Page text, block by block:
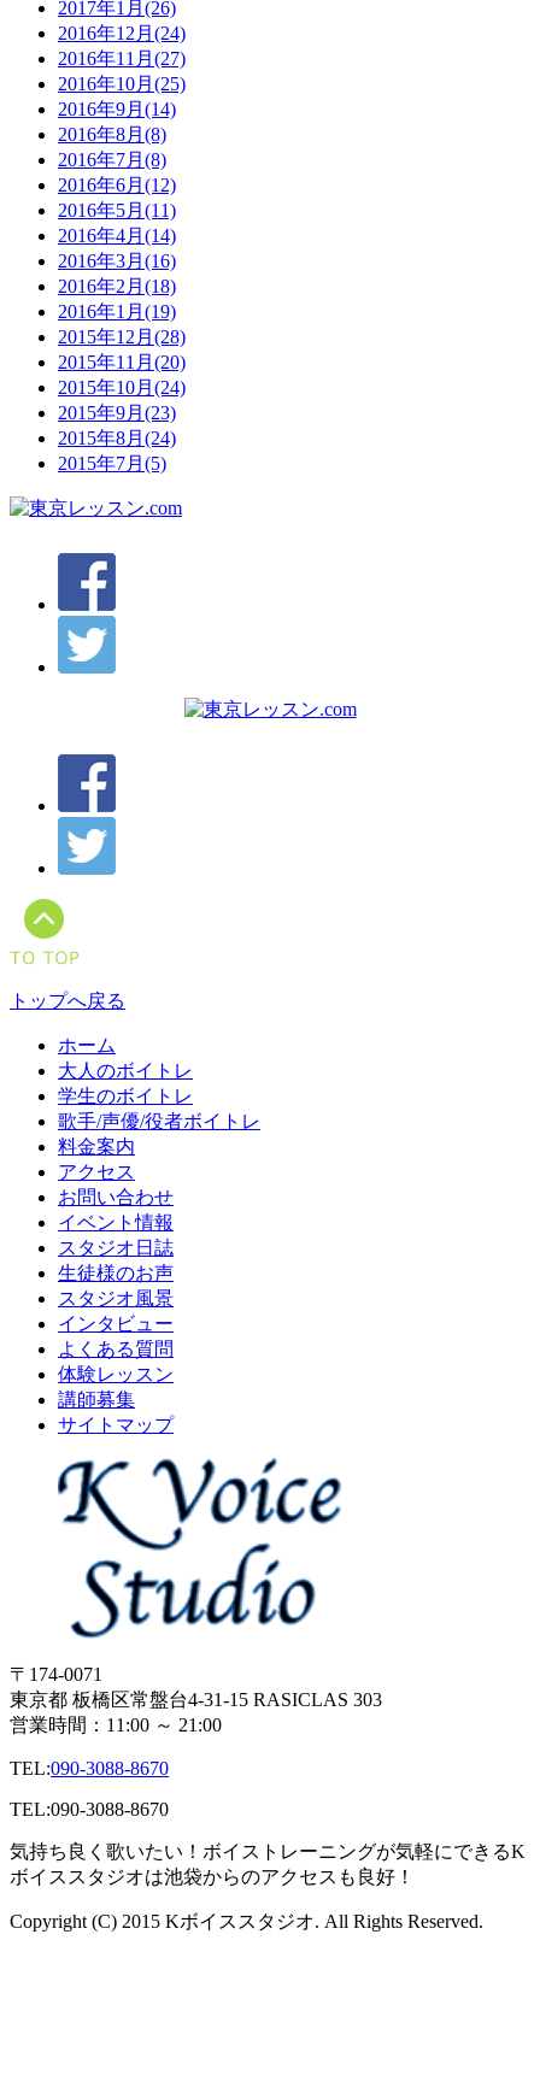
2017年1月(26)
2016年12月(24)
2016年11月(27)
2016年10月(25)
2016年9月(14)
2016年8月(8)
2016年7月(8)
2016年6月(12)
2016年5月(11)
2016年4月(14)
2016年3月(16)
2016年2月(18)
2016年1月(19)
2015年12月(28)
2015年11月(20)
2015年10月(24)
2015年9月(23)
2015年8月(24)
2015年7月(5)
トップへ戻る
ホーム
大人のボイトレ
学生のボイトレ
歌手/声優/役者ボイトレ
料金案内
アクセス
お問い合わせ
イベント情報
スタジオ日誌
生徒様のお声
スタジオ風景
インタビュー
よくある質問
体験レッスン
講師募集
サイトマップ
〒174-0071
東京都 板橋区常盤台4-31-15 RASICLAS 303
営業時間：11:00 ～ 21:00
TEL:090-3088-8670
TEL:090-3088-8670
気持ち良く歌いたい！ボイストレーニングが気軽にできるK
ボイススタジオは池袋からのアクセスも良好！
Copyright (C) 2015 Kボイススタジオ. All Rights Reserved.